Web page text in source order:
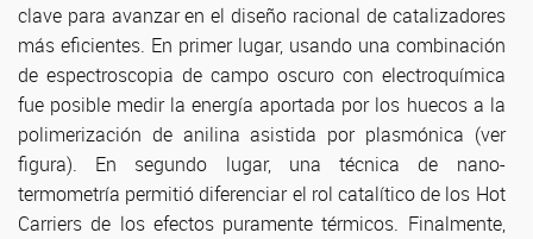
clave para avanzar en el diseño racional de catalizadores
más eficientes. En primer lugar, usando una combinación
de espectroscopia de campo oscuro con electroquímica
fue posible medir la energía aportada por los huecos a la
polimerización de anilina asistida por plasmónica (ver
figura). En segundo lugar, una técnica de nano-
termometría permitió diferenciar el rol catalítico de los Hot
Carriers de los efectos puramente térmicos. Finalmente,